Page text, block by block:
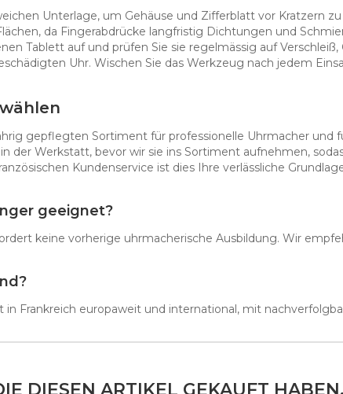
Unterlage, um Gehäuse und Zifferblatt vor Kratzern
da Fingerabdrücke langfristig Dichtungen und
Tablett auf und prüfen Sie sie regelmässig auf
Uhr. Wischen Sie das Werkzeug nach jedem
gepflegten Sortiment für professionelle Uhrmacher und
der Werkstatt, bevor wir sie ins Sortiment aufnehmen,
Kundenservice ist dies Ihre verlässliche
geeignet?
keine vorherige uhrmacherische Ausbildung. Wir
in Frankreich europaweit und international, mit
DIESEN ARTIKEL GEKAUFT